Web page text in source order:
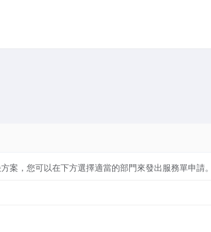
案，您可以在下方選擇適當的部門來發出服務單申請。